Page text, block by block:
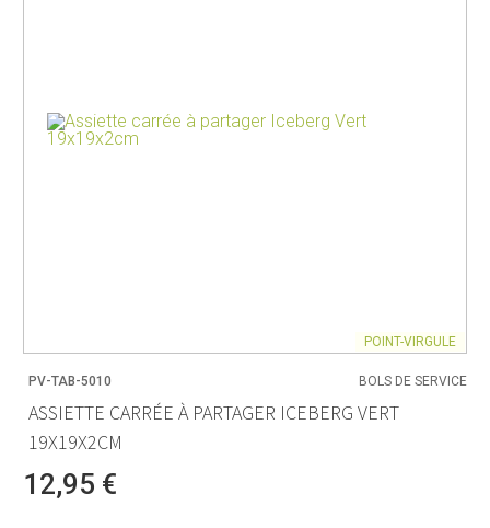
POINT-VIRGULE
PV-TAB-5010 BOLS DE SERVICE
ASSIETTE CARRÉE À PARTAGER ICEBERG VERT
19X19X2CM
12,95 €